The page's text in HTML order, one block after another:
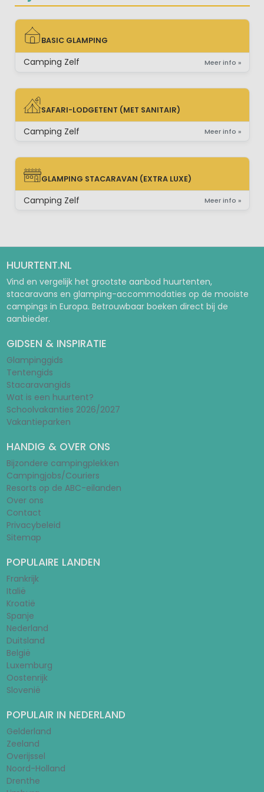
BASIC GLAMPING
BASIC GLAMPING
Camping Zelf Meer info »
SAFARI-LODGETENT (MET SANITAIR)
SAFARI-LODGETENT (MET SANITAIR)
Camping Zelf Meer info »
GLAMPING STACARAVAN (EXTRA LUXE)
GLAMPING STACARAVAN (EXTRA LUXE)
Camping Zelf Meer info »
HUURTENT.NL
Vind en vergelijk het grootste aanbod huurtenten,
stacaravans en glamping-accommodaties op de mooiste
campings in Europa. Betrouwbaar boeken direct bij de
aanbieder.
GIDSEN & INSPIRATIE
Glampinggids
Tentengids
Stacaravangids
Wat is een huurtent?
Schoolvakanties 2026/2027
Vakantieparken
HANDIG & OVER ONS
Bijzondere campingplekken
Campingjobs/Couriers
Resorts op de ABC-eilanden
Over ons
Contact
Privacybeleid
Sitemap
POPULAIRE LANDEN
Frankrijk
Italië
Kroatië
Spanje
Nederland
Duitsland
België
Luxemburg
Oostenrijk
Slovenië
POPULAIR IN NEDERLAND
Gelderland
Zeeland
Overijssel
Noord-Holland
Drenthe